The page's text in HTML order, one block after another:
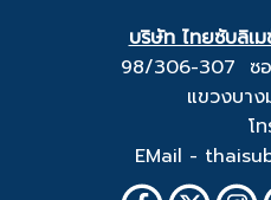
บริษัท ไทยซับลิเ
98/306-307 ซอ
แขวงบา
โ
EMail -